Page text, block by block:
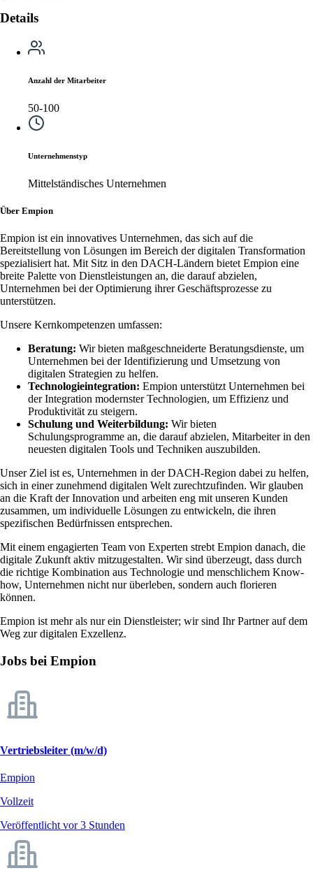
Details
Anzahl der Mitarbeiter
50-100
Unternehmenstyp
Mittelständisches Unternehmen
Über Empion
Empion ist ein innovatives Unternehmen, das sich auf die
Bereitstellung von Lösungen im Bereich der digitalen Transformation
spezialisiert hat. Mit Sitz in den DACH-Ländern bietet Empion eine
breite Palette von Dienstleistungen an, die darauf abzielen,
Unternehmen bei der Optimierung ihrer Geschäftsprozesse zu
unterstützen.
Unsere Kernkompetenzen umfassen:
Beratung: Wir bieten maßgeschneiderte Beratungsdienste, um
Unternehmen bei der Identifizierung und Umsetzung von
digitalen Strategien zu helfen.
Technologieintegration: Empion unterstützt Unternehmen bei
der Integration modernster Technologien, um Effizienz und
Produktivität zu steigern.
Schulung und Weiterbildung: Wir bieten
Schulungsprogramme an, die darauf abzielen, Mitarbeiter in den
neuesten digitalen Tools und Techniken auszubilden.
Unser Ziel ist es, Unternehmen in der DACH-Region dabei zu helfen,
sich in einer zunehmend digitalen Welt zurechtzufinden. Wir glauben
an die Kraft der Innovation und arbeiten eng mit unseren Kunden
zusammen, um individuelle Lösungen zu entwickeln, die ihren
spezifischen Bedürfnissen entsprechen.
Mit einem engagierten Team von Experten strebt Empion danach, die
digitale Zukunft aktiv mitzugestalten. Wir sind überzeugt, dass durch
die richtige Kombination aus Technologie und menschlichem Know-
how, Unternehmen nicht nur überleben, sondern auch florieren
können.
Empion ist mehr als nur ein Dienstleister; wir sind Ihr Partner auf dem
Weg zur digitalen Exzellenz.
Jobs bei Empion
Vertriebsleiter (m/w/d)
Empion
Vollzeit
Veröffentlicht vor 3 Stunden